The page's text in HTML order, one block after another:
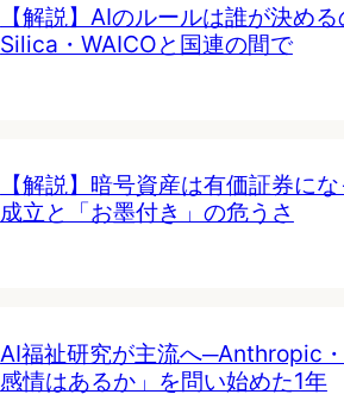
【解説】AIのルールは誰が決め
Silica・WAICOと国連の間で
【解説】暗号資産は有価証券に
成立と「お墨付き」の危うさ
AI福祉研究が主流へ─Anthropic
感情はあるか」を問い始めた1年